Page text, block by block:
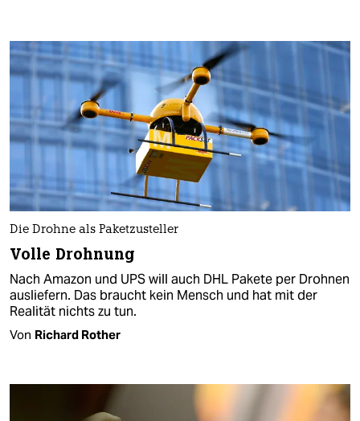
Die Drohne als Paketzusteller
Volle Drohnung
Nach Amazon und UPS will auch DHL Pakete per Drohnen
ausliefern. Das braucht kein Mensch und hat mit der
Realität nichts zu tun.
Von Richard Rother